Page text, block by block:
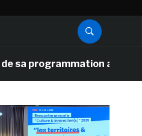
américaine,